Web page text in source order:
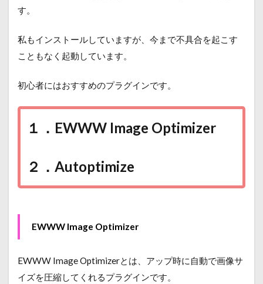
す。
私もインストールしていますが、今まで不具合を起こす
こともなく起動しています。
初心者にはおすすめのプラグインです。
１．EWWW Image Optimizer
２．Autoptimize
EWWW Image Optimizer
EWWW Image Optimizerとは、アップ時に自動で画像サ
イズを圧縮してくれるプラグインです。